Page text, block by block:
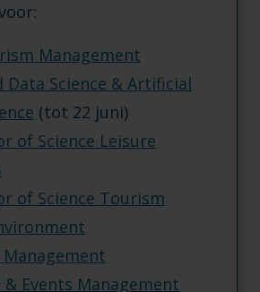
Management
Data Science & Artificial
(tot 22 juni)
of Science Leisure
of Science Tourism
& Events Management